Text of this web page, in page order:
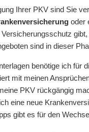
Ihrer PKV sind Sie
oder
sind in dieser
benötige ich für
mit meinen
PKV rückgängig
eine neue
gibt es für den